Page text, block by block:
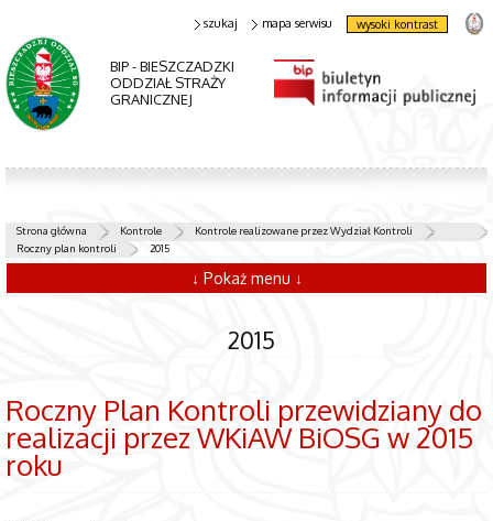
BIP - BIESZCZADZKI
ODDZIAŁ STRAŻY
GRANICZNEJ
szukaj mapa serwisu wysoki kontrast
Strona główna Kontrole
Kontrole realizowane przez Wydział Kontroli
Roczny plan kontroli
2015
↓ Pokaż menu ↓
2015
Roczny Plan Kontroli przewidziany do
realizacji przez WKiAW BiOSG w 2015
roku